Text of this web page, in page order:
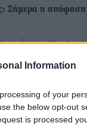
Information
of your
the below opt-out
is processed
Σήμερα η απόφαση
την
να
την ένσταση που